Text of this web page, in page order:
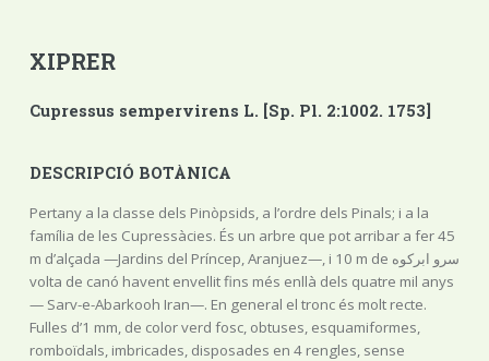
XIPRER
Cupressus sempervirens L. [Sp. Pl. 2:1002. 1753]
DESCRIPCIÓ BOTÀNICA
Pertany a la classe dels Pinòpsids, a l’ordre dels Pinals; i a la
família de les Cupressàcies. És un arbre que pot arribar a fer 45
m d’alçada —Jardins del Príncep, Aranjuez—, i 10 m de سرو ابرکوه
volta de canó havent envellit fins més enllà dels quatre mil anys
— Sarv-e-Abarkooh Iran—. En general el tronc és molt recte.
Fulles d’1 mm, de color verd fosc, obtuses, esquamiformes,
romboïdals, imbricades, disposades en 4 rengles, sense